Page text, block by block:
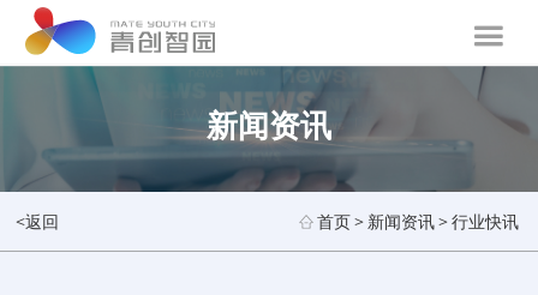
新闻资讯
<返回 首页> 新闻资讯>行业快讯